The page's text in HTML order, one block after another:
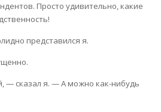
Просто удивительно, какие
представился я.
— сказал я. — А можно как-нибудь